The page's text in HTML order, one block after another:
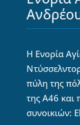
Η Ενορία
πύλη της
της Α46 και
συνοικιών: